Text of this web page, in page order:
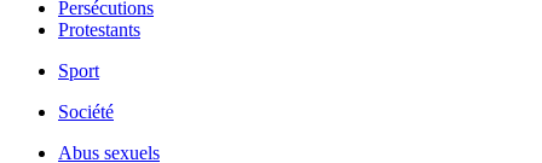
Persécutions
Protestants
Sport
Société
Abus sexuels